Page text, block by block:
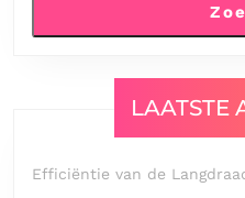
LAATSTE
Efficiëntie van de